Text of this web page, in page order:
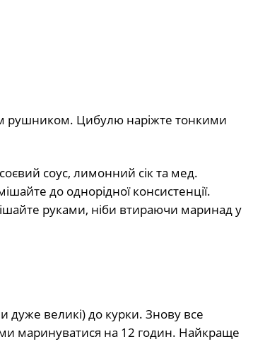
рушником. Цибулю наріжте тонкими
соус, лимонний сік та мед.
до однорідної консистенції.
руками, ніби втираючи маринад у
дуже великі) до курки. Знову все
маринуватися на 12 годин. Найкраще